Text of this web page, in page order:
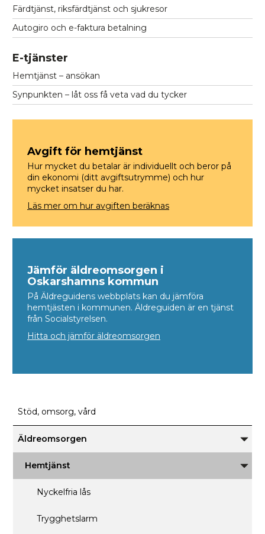
Färdtjänst, riksfärdtjänst och sjukresor
Autogiro och e-faktura betalning
E-tjänster
Hemtjänst – ansökan
Synpunkten – låt oss få veta vad du tycker
Avgift för hemtjänst
Hur mycket du betalar är individuellt och beror på
din ekonomi (ditt avgiftsutrymme) och hur
mycket insatser du har.
Läs mer om hur avgiften beräknas
Jämför äldreomsorgen i
Oskarshamns kommun
På Äldreguidens webbplats kan du jämföra
hemtjästen i kommunen. Äldreguiden är en tjänst
från Socialstyrelsen.
Hitta och jämför äldreomsorgen
Stöd, omsorg, vård
Äldreomsorgen
för
Hemtjänst
för
Nyckelfria lås
Trygghetslarm